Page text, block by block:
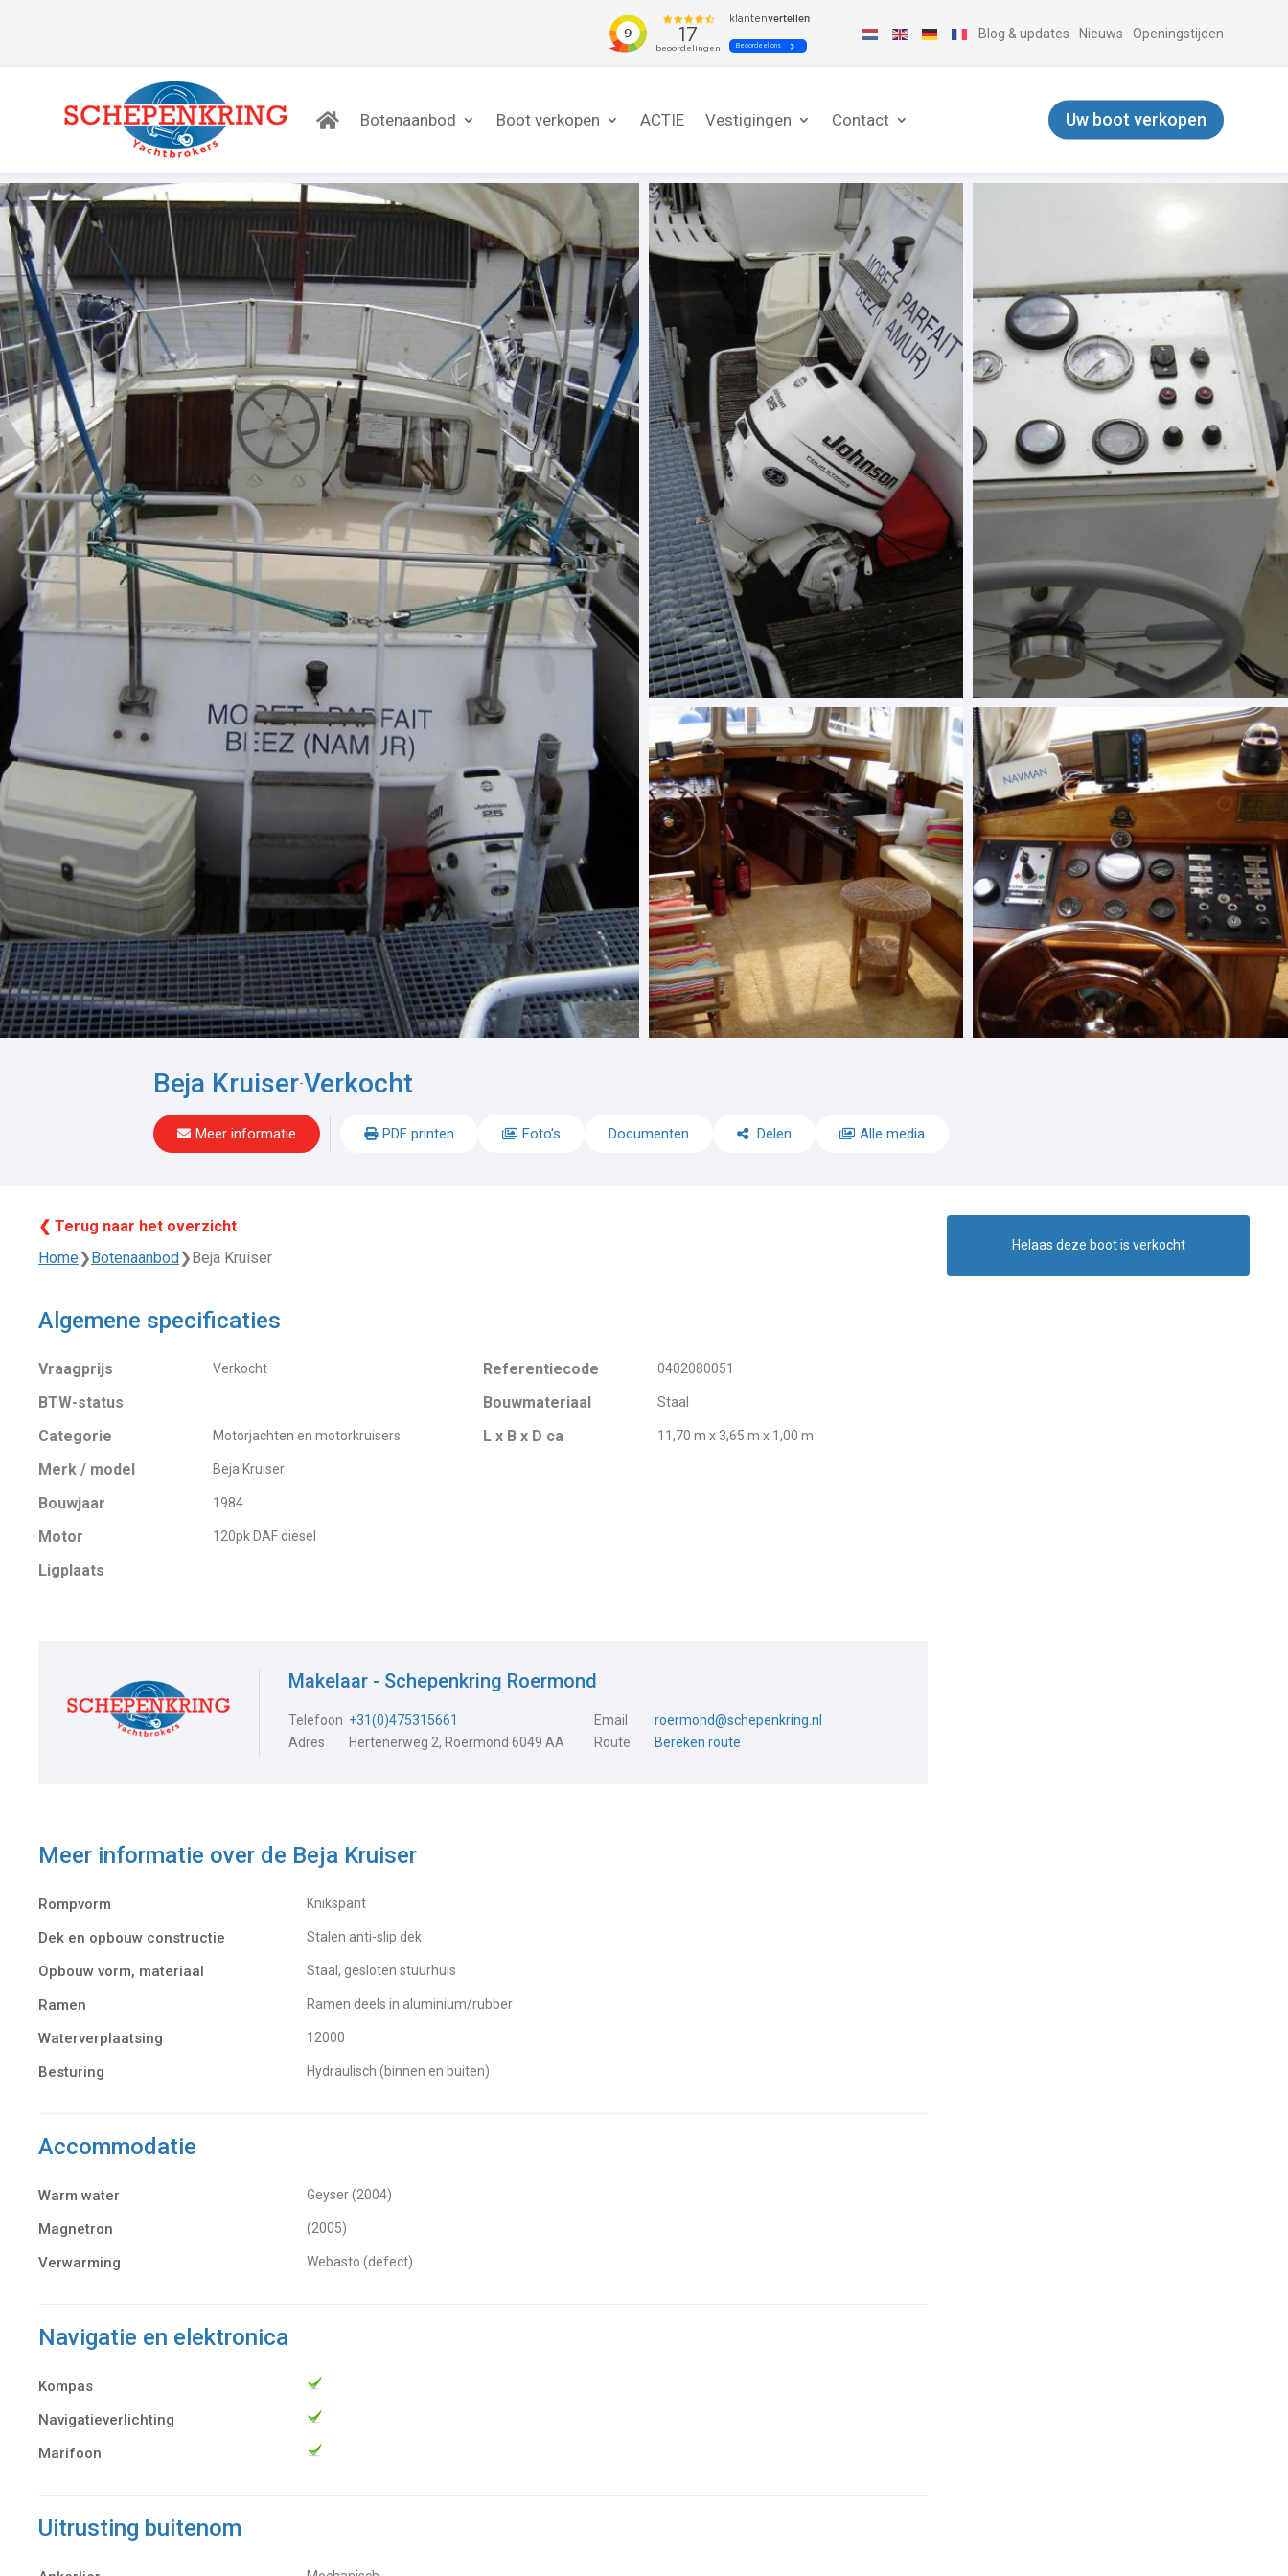
Blog & updates Nieuws Openingstijden
Botenaanbod Boot verkopen ACTIE Vestigingen Contact Uw boot verkopen
Beja Kruiser-Verkocht
Meer informatie PDF printen Foto's Documenten Delen Alle media
❮ Terug naar het overzicht
Home❯Botenaanbod❯Beja Kruiser
Algemene specificaties
Vraagprijs Verkocht
BTW-status
Categorie
Motorjachten en motorkruisers
Merk / model Beja Kruiser
Bouwjaar 1984
Motor 120pk DAF diesel
Ligplaats
Referentiecode 0402080051
Bouwmateriaal Staal
L x B x D ca 11,70 m x 3,65 m x 1,00 m
Makelaar - Schepenkring Roermond
Telefoon +31(0)475315661 Email
roermond@schepenkring.nl
Adres
Hertenerweg 2, Roermond 6049 AA Route Bereken route
Meer informatie over de Beja Kruiser
Rompvorm Knikspant
Dek en opbouw constructie Stalen anti-slip dek
Opbouw vorm, materiaal Staal, gesloten stuurhuis
Ramen Ramen deels in aluminium/rubber
Waterverplaatsing 12000
Besturing Hydraulisch (binnen en buiten)
Accommodatie
Warm water Geyser (2004)
Magnetron (2005)
Verwarming Webasto (defect)
Navigatie en elektronica
Kompas
Navigatieverlichting
Marifoon
Uitrusting buitenom
Helaas deze boot is verkocht